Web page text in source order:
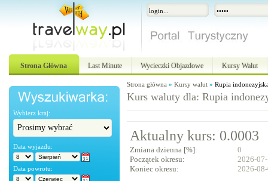
Strona Główna Last Minute Wycieczki Objazdowe Kursy Walut
Wybierz kraj:
Data wyjazdu:
Data powrotu:
Strona główna » Kursy walut » Rupia
Kurs waluty dla: Rupia
Aktualny kurs: 0.0003
Zmiana dzienna [%]:
0
Początek okresu:
2026-
Koniec okresu:
2026-